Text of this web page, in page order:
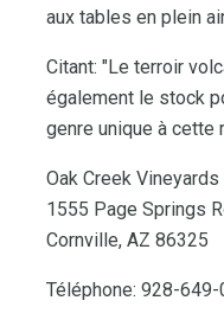
aux tables en plein
Citant: "Le terroir
également le stock
genre unique à cette
Oak Creek Vineyards
1555 Page Springs
Cornville, AZ 86325
Téléphone: 928-